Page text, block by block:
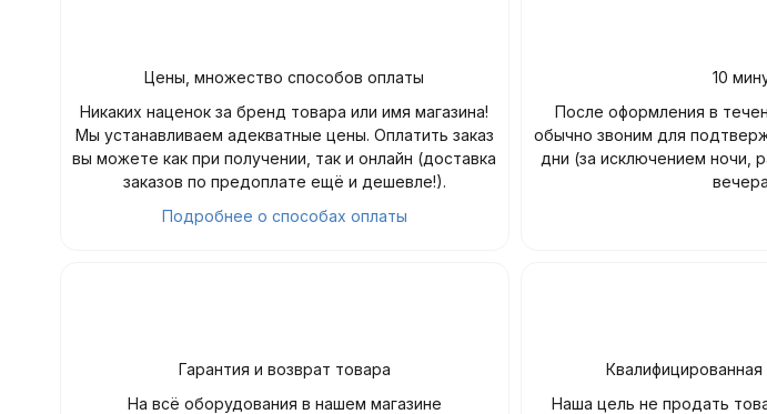
Цены, множество способов оплаты
Никаких наценок за бренд товара или имя магазина!
Мы устанавливаем адекватные цены. Оплатить заказ
вы можете как при получении, так и онлайн (доставка
заказов по предоплате ещё и дешевле!).
Подробнее о способах оплаты
10
После оформления в
обычно звоним для
дни (за исключением ночи,
Гарантия и возврат товара
На всё оборудования в нашем магазине
Наша цель не продать